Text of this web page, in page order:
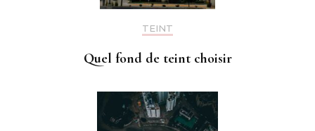
TEINT
Quel fond de teint choisir